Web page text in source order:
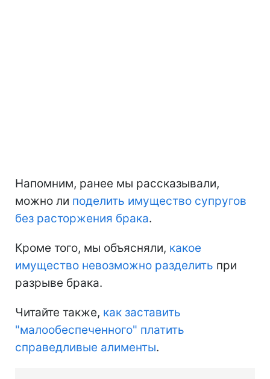
Напомним, ранее мы рассказывали,
можно ли поделить имущество супругов
без расторжения брака.
Кроме того, мы объясняли, какое
имущество невозможно разделить при
разрыве брака.
Читайте также, как заставить
"малообеспеченного" платить
справедливые алименты.